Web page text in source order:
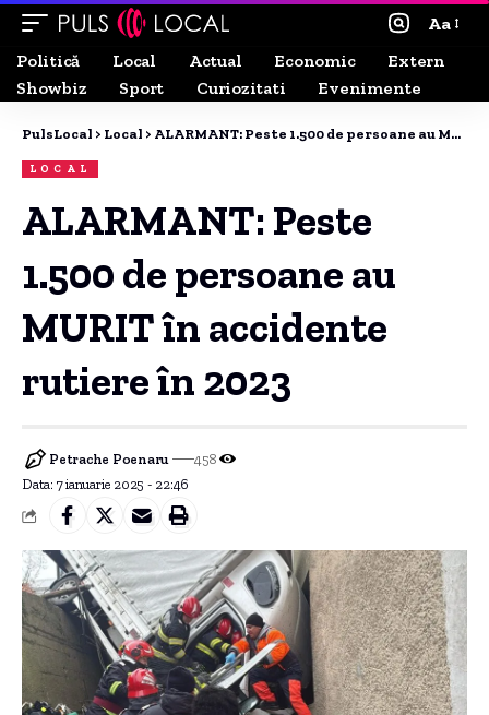
Aa
Politică
Local Actual Economic
Extern
Showbiz
Sport Curiozitati Evenimente
PulsLocal > Local > ALARMANT: Peste 1.500 de persoane au MURIT în accidente rutiere în 2023
LOCAL
ALARMANT: Peste
1.500 de persoane au
MURIT în accidente
rutiere în 2023
Data: 7 ianuarie 2025 - 22:46
Petrache Poenaru 458